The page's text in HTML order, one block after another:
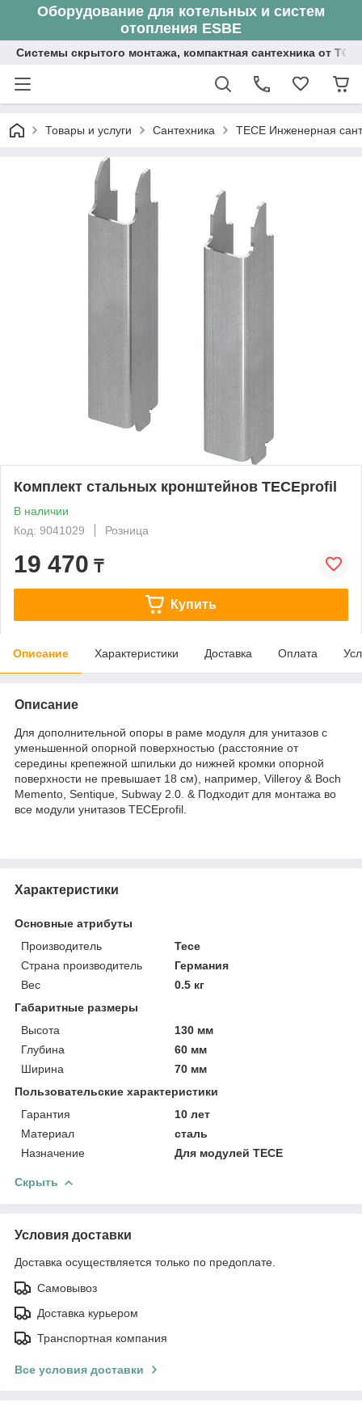
Оборудование для котельных и систем
отопления ESBE
Системы скрытого монтажа, компактная сантехника от
Товары и услуги Сантехника ТЕСЕ Инженерная
Комплект стальных кронштейнов TECEprofil
В наличии
Код: 9041029
Розница
19 470 ₸
Купить
Описание Характеристики Доставка Оплата
Описание
Для дополнительной опоры в раме модуля для унитазов с
уменьшенной опорной поверхностью (расстояние от
середины крепежной шпильки до нижней кромки опорной
поверхности не превышает 18 см), например, Villeroy & Boch
Memento, Sentique, Subway 2.0. & Подходит для монтажа во
все модули унитазов TECEprofil.
Характеристики
Основные атрибуты
Производитель
Tece
Страна производитель
Германия
Вес
0.5 кг
Габаритные размеры
Высота
130 мм
Глубина
60 мм
Ширина
70 мм
Пользовательские характеристики
Гарантия
10 лет
Материал
сталь
Назначение
Для модулей TECE
Скрыть
Условия доставки
Доставка осуществляется только по предоплате.
Самовывоз
Доставка курьером
Транспортная компания
Все условия доставки